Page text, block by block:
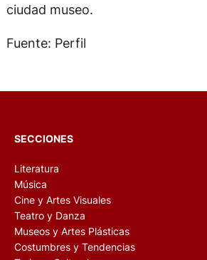
ciudad museo.
Fuente: Perfil
SECCIONES
Literatura
Música
Cine y Artes Visuales
Teatro y Danza
Museos y Artes Plásticas
Costumbres y Tendencias